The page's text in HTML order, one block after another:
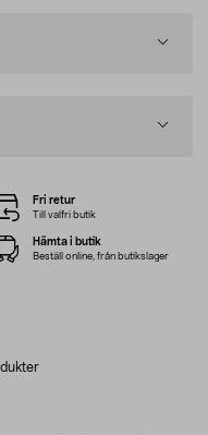
Fri retur
Till valfri butik
Hämta i butik
Beställ online, från butikslager